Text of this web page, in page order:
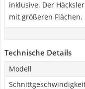
inklusive. Der
mit größeren Flächen.
Technische Details
Modell